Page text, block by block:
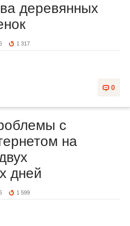
деревянных
1 317
0
с
на
дней
1 599